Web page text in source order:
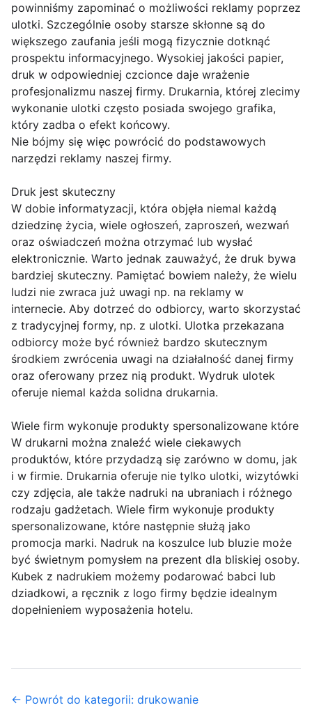
powinniśmy zapominać o możliwości reklamy poprzez
ulotki. Szczególnie osoby starsze skłonne są do
większego zaufania jeśli mogą fizycznie dotknąć
prospektu informacyjnego. Wysokiej jakości papier,
druk w odpowiedniej czcionce daje wrażenie
profesjonalizmu naszej firmy. Drukarnia, której zlecimy
wykonanie ulotki często posiada swojego grafika,
który zadba o efekt końcowy.
Nie bójmy się więc powrócić do podstawowych
narzędzi reklamy naszej firmy.
Druk jest skuteczny
W dobie informatyzacji, która objęła niemal każdą
dziedzinę życia, wiele ogłoszeń, zaproszeń, wezwań
oraz oświadczeń można otrzymać lub wysłać
elektronicznie. Warto jednak zauważyć, że druk bywa
bardziej skuteczny. Pamiętać bowiem należy, że wielu
ludzi nie zwraca już uwagi np. na reklamy w
internecie. Aby dotrzeć do odbiorcy, warto skorzystać
z tradycyjnej formy, np. z ulotki. Ulotka przekazana
odbiorcy może być również bardzo skutecznym
środkiem zwrócenia uwagi na działalność danej firmy
oraz oferowany przez nią produkt. Wydruk ulotek
oferuje niemal każda solidna drukarnia.
Wiele firm wykonuje produkty spersonalizowane które
W drukarni można znaleźć wiele ciekawych
produktów, które przydadzą się zarówno w domu, jak
i w firmie. Drukarnia oferuje nie tylko ulotki, wizytówki
czy zdjęcia, ale także nadruki na ubraniach i różnego
rodzaju gadżetach. Wiele firm wykonuje produkty
spersonalizowane, które następnie służą jako
promocja marki. Nadruk na koszulce lub bluzie może
być świetnym pomysłem na prezent dla bliskiej osoby.
Kubek z nadrukiem możemy podarować babci lub
dziadkowi, a ręcznik z logo firmy będzie idealnym
dopełnieniem wyposażenia hotelu.
← Powrót do kategorii: drukowanie